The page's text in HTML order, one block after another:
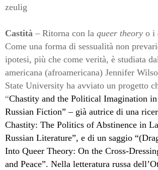
zeulig
Castità – Ritorna con la queer theory o i
Come una forma di sessualità non
ipotesi, più che come verità, è studiata
americana (afroamericana) Jennifer
State University ha avviato un progetto
“Chastity and the Political Imagination
Russian Fiction” – già autrice di una
Chastity: The Politics of Abstinence in
Russian Literature”, e di un saggio
Into Queer Theory: On the Cross-
and Peace”. Nella letteratura russa